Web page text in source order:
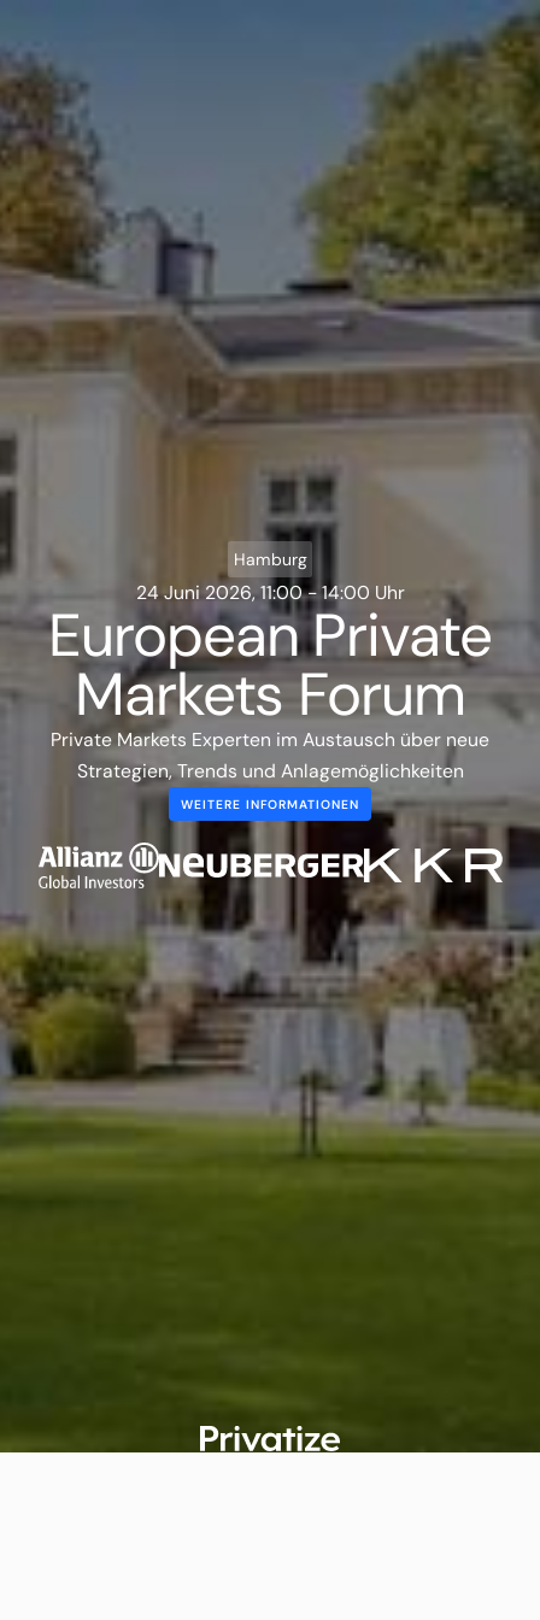
Hamburg
24 Juni 2026, 11:00 - 14:00 Uhr
European Private
Markets Forum
Private Markets Experten im Austausch über neue
Strategien, Trends und Anlagemöglichkeiten
WEITERE INFORMATIONEN